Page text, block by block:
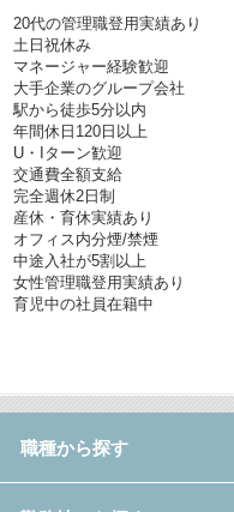
20代の管理職登用実績あり
土日祝休み
マネージャー経験歓迎
大手企業のグループ会社
駅から徒歩5分以内
年間休日120日以上
U・Iターン歓迎
交通費全額支給
完全週休2日制
産休・育休実績あり
オフィス内分煙/禁煙
中途入社が5割以上
女性管理職登用実績あり
育児中の社員在籍中
職種から探す